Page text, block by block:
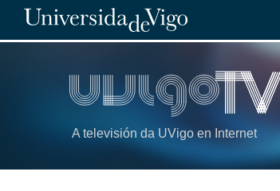
A televisión da UVigo en Internet